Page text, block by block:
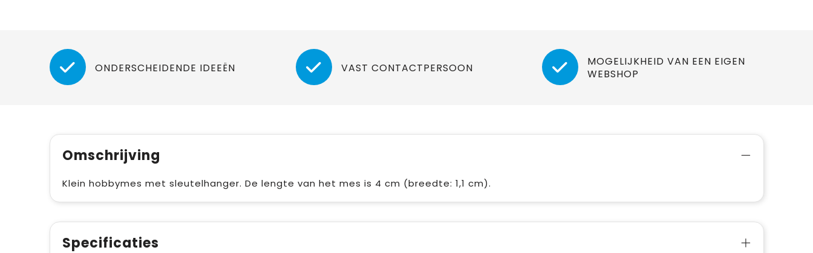
ONDERSCHEIDENDE IDEEËN VAST CONTACTPERSOON
MOGELIJKHEID VAN EEN EIGEN
WEBSHOP
Omschrijving
Klein hobbymes met sleutelhanger. De lengte van het mes is 4 cm (breedte: 1,1 cm).
Specificaties